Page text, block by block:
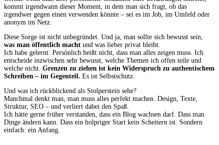
kommt irgendwann dieser Moment, in dem man sich fragt, ob das
irgendwer gegen einen verwenden könnte – sei es im Job, im Umfeld oder
anonym im Netz.
Diese Sorge ist nicht unbegründet. Und ja, man sollte sich bewusst sein,
was man öffentlich macht und was lieber privat bleibt.
Ich habe gelernt: Persönlich heißt nicht, dass man alles zeigen muss. Ich
entscheide inzwischen sehr bewusst, welche Themen ich offen teile und
welche nicht. Grenzen zu ziehen ist kein Widerspruch zu authentischem
Schreiben – im Gegenteil. Es ist Selbstschutz.
Und was ich rückblickend als Stolperstein sehe?
Manchmal denkt man, man muss alles perfekt machen. Design, Texte,
Struktur, SEO – und verliert dabei den Spaß.
Ich hätte gerne früher verstanden, dass ein Blog wachsen darf. Dass man
Dinge ändern kann. Dass ein holpriger Start kein Scheitern ist. Sondern
einfach: ein Anfang.